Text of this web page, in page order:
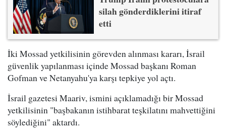
silah gönderdiklerini itiraf
etti
İki Mossad yetkilisinin görevden alınması kararı, İsrail
güvenlik yapılanması içinde Mossad başkanı Roman
Gofman ve Netanyahu'ya karşı tepkiye yol açtı.
İsrail gazetesi Maariv, ismini açıklamadığı bir Mossad
yetkilisinin "başbakanın istihbarat teşkilatını mahvettiğini
söylediğini" aktardı.